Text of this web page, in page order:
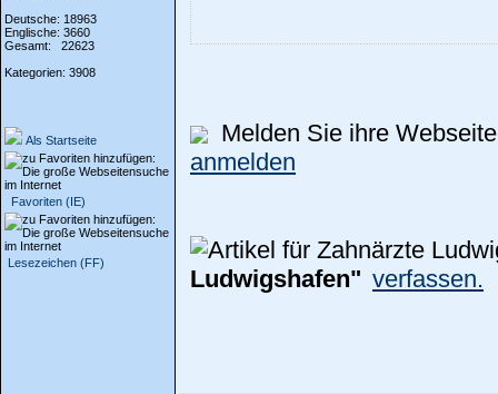
Deutsche: 18963
Englische: 3660
Gesamt: 22623
Kategorien: 3908
Als Startseite
Favoriten (IE)
Lesezeichen (FF)
Melden Sie ihre
anmelden
Ludwigshafen" verfassen.